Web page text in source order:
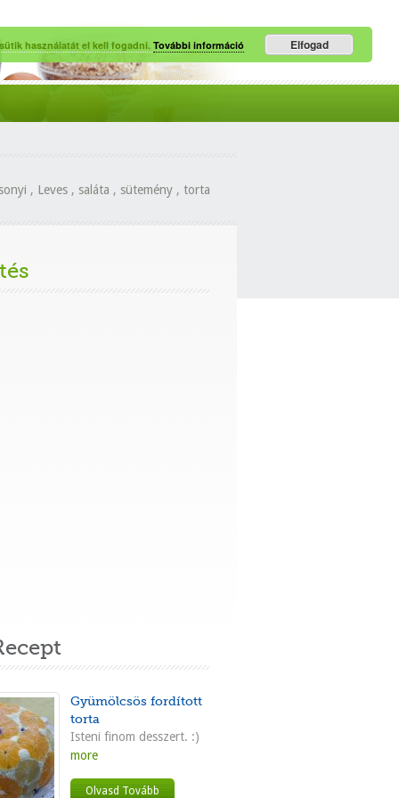
, Leves , saláta , sütemény , torta
Gyümölcsös fordított
torta
Isteni finom desszert. :)
more
Olvasd Tovább
használatát el kell fogadni. További információ Elfogad